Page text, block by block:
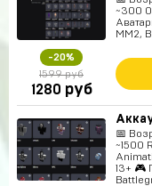
~300
MM2,
-20%
1599 руб
1280 руб
📅
~1500
13+ 🎮